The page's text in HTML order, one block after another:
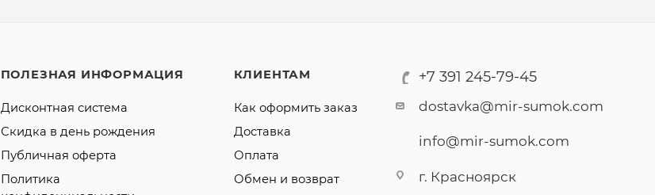
ПОЛЕЗНАЯ ИНФОРМАЦИЯ
Дисконтная система
Скидка в день рождения
Публичная оферта
Политика
КЛИЕНТАМ
Как оформить заказ
Доставка
Оплата
Обмен и возврат
+7 391 245-79-45
dostavka@mir-sumok.com
info@mir-sumok.com
г. Красноярск